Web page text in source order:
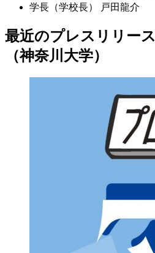
学長（学校長）
戸田龍介
最近のプレスリリース
（神奈川大学）